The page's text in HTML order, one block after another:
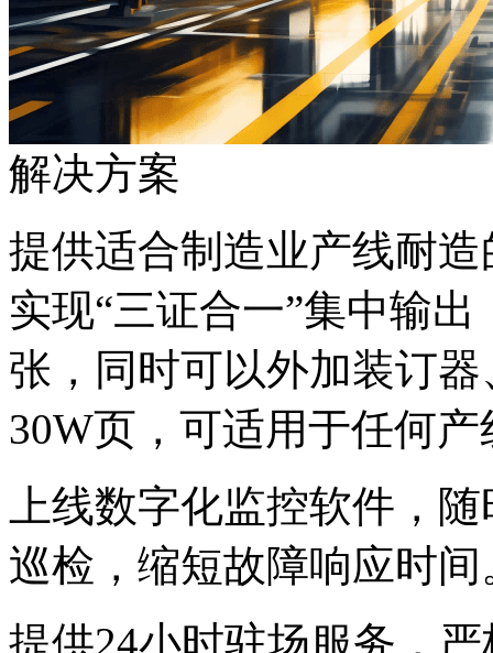
解决方案
提供适合制造业产线耐造
实现“三证合一”集中输出
张，同时可以外加装订器
30W页，可适用于任何
上线数字化监控软件，
巡检，缩短故障响应时
提供24小时驻场服务，